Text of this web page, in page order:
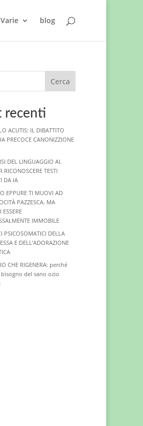
Varie blog
Cerca
recenti
ACUTIS: IL DIBATTITO
PRECOCE CANONIZZIONE
DEL LINGUAGGIO AI.
RICONOSCERE TESTI
DA IA
EPPURE TI MUOVI AD
PAZZESCA. MA
ESSERE
IMMOBILE
PSICOSOMATICI DELLA
E DELL’ADORAZIONE
CHE RIGENERA: perché
del sano ozio